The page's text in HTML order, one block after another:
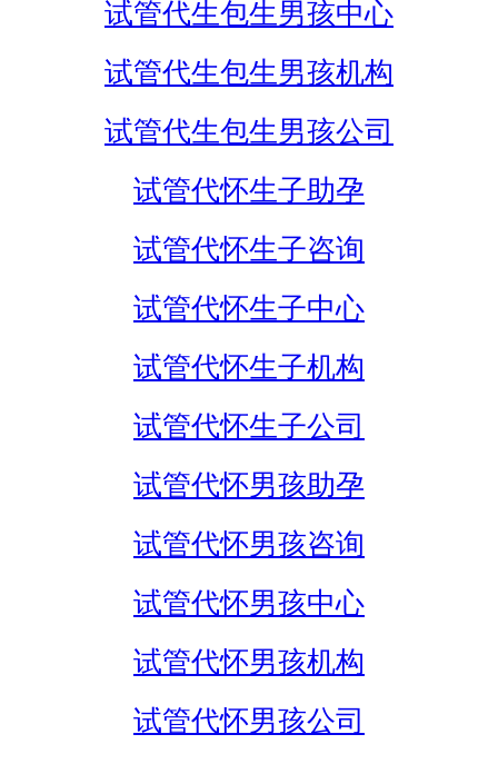
试管代生包生男孩中心
试管代生包生男孩机构
试管代生包生男孩公司
试管代怀生子助孕
试管代怀生子咨询
试管代怀生子中心
试管代怀生子机构
试管代怀生子公司
试管代怀男孩助孕
试管代怀男孩咨询
试管代怀男孩中心
试管代怀男孩机构
试管代怀男孩公司